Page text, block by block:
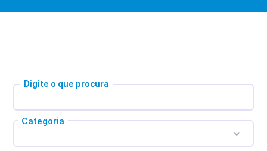
Digite o que procura
Categoria